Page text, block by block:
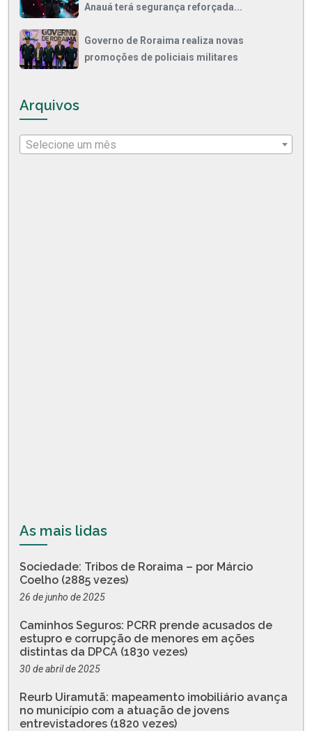
Anauá terá segurança reforçada...
Governo de Roraima realiza novas
promoções de policiais militares
Arquivos
Selecione um mês
As mais lidas
Sociedade: Tribos de Roraima – por Márcio
Coelho (2885 vezes)
26 de junho de 2025
Caminhos Seguros: PCRR prende acusados de
estupro e corrupção de menores em ações
distintas da DPCA (1830 vezes)
30 de abril de 2025
Reurb Uiramutã: mapeamento imobiliário avança
no município com a atuação de jovens
entrevistadores (1820 vezes)